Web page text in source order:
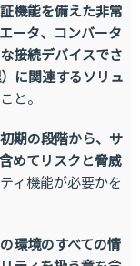
機能を備えた非常
ータ、コンバータ
接続デバイスでさ
に関連するソリュ
と。
期の段階から、サ
めてリスクと脅威
ィ機能が必要かを
環境のすべての情